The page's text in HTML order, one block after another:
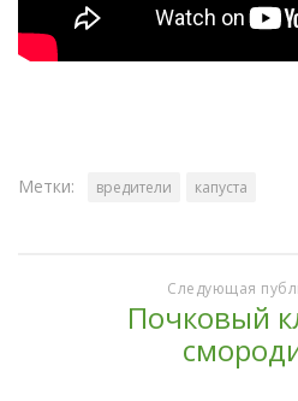
Метки: вредители капуста
Следующая
Почковый